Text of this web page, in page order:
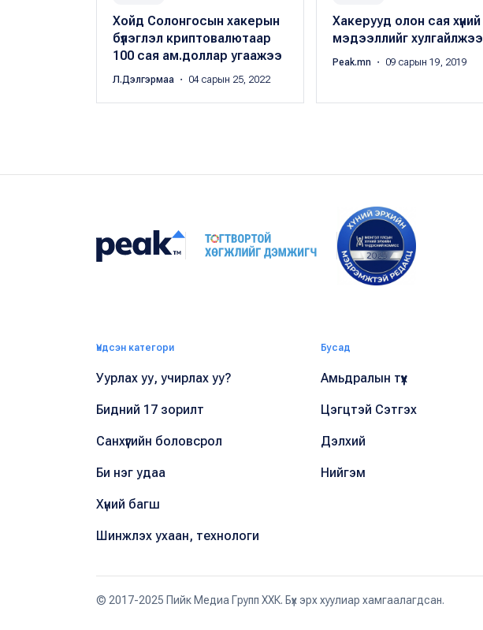
Хойд Солонгосын хакерын
бүлэглэл криптовалютаар
100 сая ам.доллар угаажээ
Л.Дэлгэрмаа ・ 04 сарын 25, 2022
Хакерууд олон сая хүний
мэдээллийг хулгайлжээ
Peak.mn ・ 09 сарын 19, 2019
Үндсэн категори
Уурлах уу, учирлах уу?
Бидний 17 зорилт
Санхүүгийн боловсрол
Би нэг удаа
Хүний багш
Шинжлэх ухаан, технологи
Бусад
Амьдралын түүх
Цэгцтэй Сэтгэх
Дэлхий
Нийгэм
© 2017-2025 Пийк Медиа Групп ХХК. Бүх эрх хуулиар хамгаалагдсан.